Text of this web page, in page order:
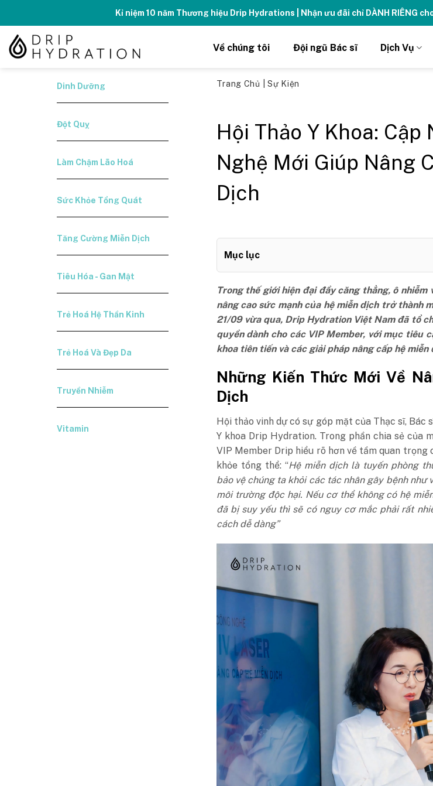
content
Tăng năng lượng - sống đỉnh cao với thẻ Vitamin Drip
Về chúng tôi Đội ngũ Bác sĩ Dịch Vụ
Dinh Dưỡng
Đột Quỵ
Làm Chậm Lão Hoá
Sức Khỏe Tổng Quát
Tăng Cường Miễn Dịch
Tiêu Hóa - Gan Mật
Trẻ Hoá Hệ Thần Kinh
Trẻ Hoá Và Đẹp Da
Truyền Nhiễm
Vitamin
Trang Chủ Sự Kiện
Hội Thảo Y Khoa: Cập
Nghệ Mới Giúp Nâng
Dịch
Mục lục
Trong thế giới hiện đại đầy căng thẳng, ô nhiễm
nâng cao sức mạnh của hệ miễn dịch trở thành
21/09 vừa qua, Drip Hydration Việt Nam đã tổ
quyền dành cho các VIP Member, với mục tiêu
khoa tiên tiến và các giải pháp nâng cấp hệ miễn
Những Kiến Thức Mới Về
Dịch
Hội thảo vinh dự có sự góp mặt của Thạc sĩ, Bác
Y khoa Drip Hydration. Trong phần chia sẻ của
VIP Member Drip hiểu rõ hơn về tầm quan trọng
khỏe tổng thể: “Hệ miễn dịch là tuyến phòng
bảo vệ chúng ta khỏi các tác nhân gây bệnh như
môi trường độc hại. Nếu cơ thể không có hệ
đã bị suy yếu thì sẽ có nguy cơ mắc phải rất
cách dễ dàng”